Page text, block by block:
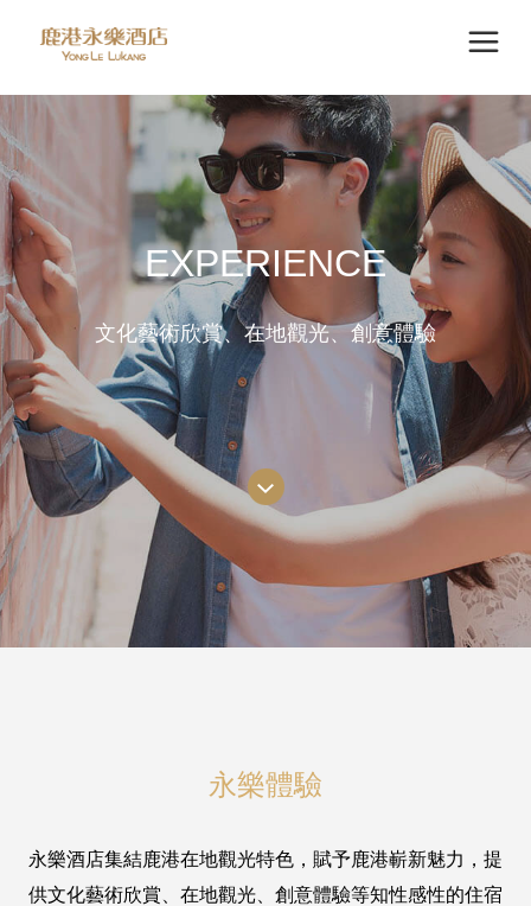
EXPERIENCE
文化藝術欣賞、在地觀光、創意體驗
永樂體驗
永樂酒店集結鹿港在地觀光特色，賦予鹿港嶄新魅力，提
供文化藝術欣賞、在地觀光、創意體驗等知性感性的住宿